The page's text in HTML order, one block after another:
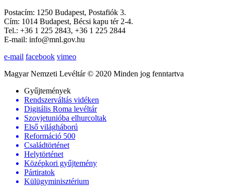
Postacím: 1250 Budapest, Postafiók 3.
Cím: 1014 Budapest, Bécsi kapu tér 2-4.
Tel.: +36 1 225 2843, +36 1 225 2844
E-mail: info@mnl.gov.hu
e-mail facebook vimeo
Magyar Nemzeti Levéltár © 2020 Minden jog fenntartva
Gyűjtemények
Rendszerváltás vidéken
Digitális Roma levéltár
Szovjetunióba elhurcoltak
Első világháború
Reformáció 500
Családtörténet
Helytörténet
Középkori gyűjtemény
Pártiratok
Külügyminisztérium